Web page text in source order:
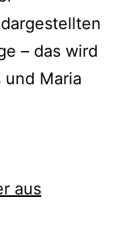
– das wird
und Maria
aus